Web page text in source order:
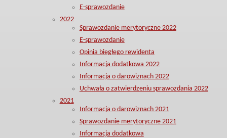
E-sprawozdanie
2022
Sprawozdanie merytoryczne 2022
E-sprawozdanie
Opinia biegłego rewidenta
Informacja dodatkowa 2022
Informacja o darowiznach 2022
Uchwała o zatwierdzeniu sprawozdania 2022
2021
Informacja o darowiznach 2021
Sprawozdanie merytoryczne 2021
Informacja dodatkowa